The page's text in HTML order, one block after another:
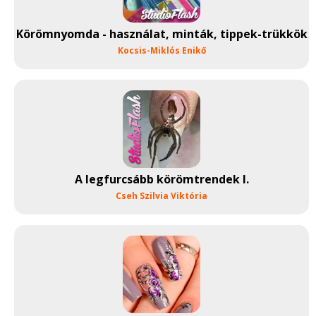
Körömnyomda - használat, minták, tippek-trükkök
Kocsis-Miklós Enikő
A legfurcsább körömtrendek I.
Cseh Szilvia Viktória